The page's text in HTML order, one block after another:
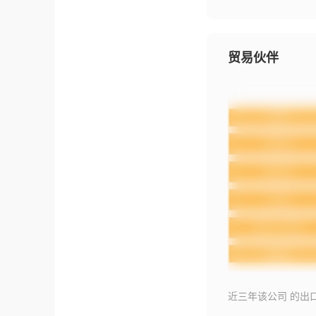
贸易伙伴
近三年该公司 的出